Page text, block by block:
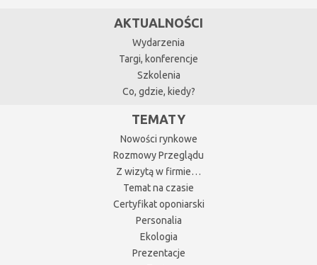
AKTUALNOŚCI
Wydarzenia
Targi, konferencje
Szkolenia
Co, gdzie, kiedy?
TEMATY
Nowości rynkowe
Rozmowy Przeglądu
Z wizytą w firmie…
Temat na czasie
Certyfikat oponiarski
Personalia
Ekologia
Prezentacje